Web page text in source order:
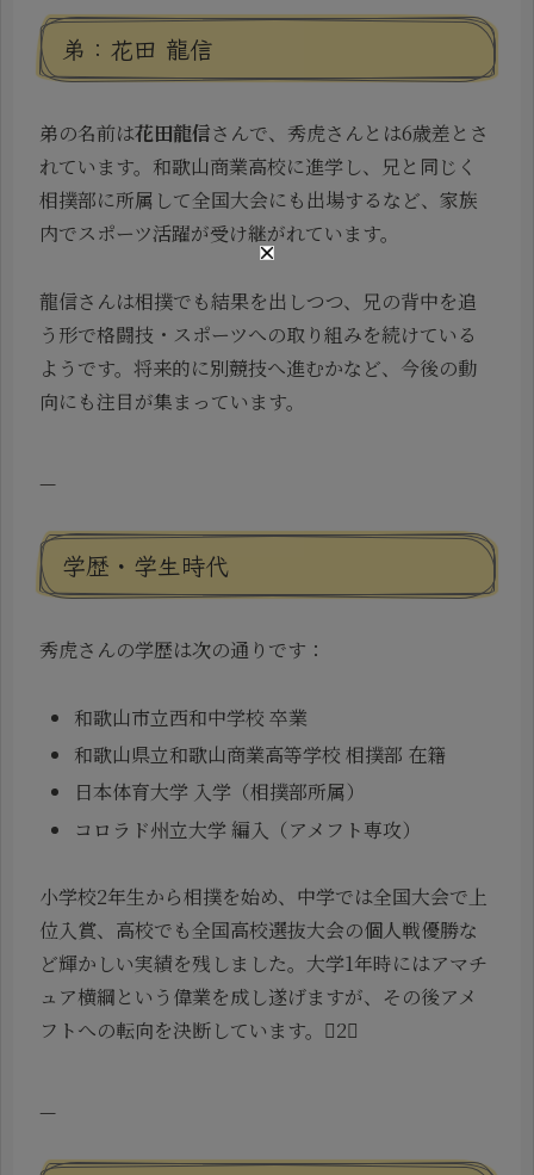
弟：花田 龍信
弟の名前は花田龍信さんで、秀虎さんとは6歳差とさ
れています。和歌山商業高校に進学し、兄と同じく
相撲部に所属して全国大会にも出場するなど、家族
内でスポーツ活躍が受け継がれています。
龍信さんは相撲でも結果を出しつつ、兄の背中を追
う形で格闘技・スポーツへの取り組みを続けている
ようです。将来的に別競技へ進むかなど、今後の動
向にも注目が集まっています。
—
学歴・学生時代
秀虎さんの学歴は次の通りです：
和歌山市立西和中学校 卒業
和歌山県立和歌山商業高等学校 相撲部 在籍
日本体育大学 入学（相撲部所属）
コロラド州立大学 編入（アメフト専攻）
小学校2年生から相撲を始め、中学では全国大会で上
位入賞、高校でも全国高校選抜大会の個人戦優勝な
ど輝かしい実績を残しました。大学1年時にはアマチ
ュア横綱という偉業を成し遂げますが、その後アメ
フトへの転向を決断しています。2
—